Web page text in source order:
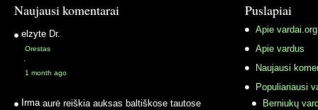
Naujausi komentarai
elzyte Dr.
Orestas
·
1 month ago
Irma aurė reiškia auksas baltiškose tautose
Puslapiai
Apie vardai.org
Apie vardus
Naujausi
Populiariausi
Berniukų